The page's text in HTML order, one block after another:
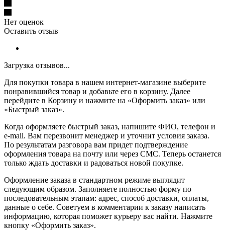
Нет оценок
Оставить отзыв
Загрузка отзывов...
Для покупки товара в нашем интернет-магазине выберите
понравившийся товар и добавьте его в корзину. Далее
перейдите в Корзину и нажмите на «Оформить заказ» или
«Быстрый заказ».
Когда оформляете быстрый заказ, напишите ФИО, телефон и
e-mail. Вам перезвонит менеджер и уточнит условия заказа.
По результатам разговора вам придет подтверждение
оформления товара на почту или через СМС. Теперь останется
только ждать доставки и радоваться новой покупке.
Оформление заказа в стандартном режиме выглядит
следующим образом. Заполняете полностью форму по
последовательным этапам: адрес, способ доставки, оплаты,
данные о себе. Советуем в комментарии к заказу написать
информацию, которая поможет курьеру вас найти. Нажмите
кнопку «Оформить заказ».